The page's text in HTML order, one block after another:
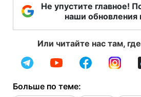
Не упустите главное!
наши обновления
Или читайте нас там,
Больше по теме: